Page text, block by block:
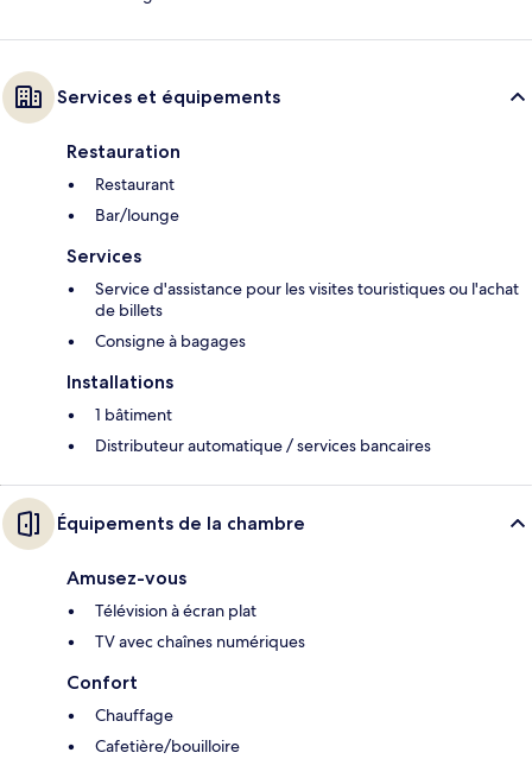
Services et équipements
Restauration
Restaurant
Bar/lounge
Services
Service d'assistance pour les visites touristiques ou l'achat
de billets
Consigne à bagages
Installations
1 bâtiment
Distributeur automatique / services bancaires
Équipements de la chambre
Amusez-vous
Télévision à écran plat
TV avec chaînes numériques
Confort
Chauffage
Cafetière/bouilloire